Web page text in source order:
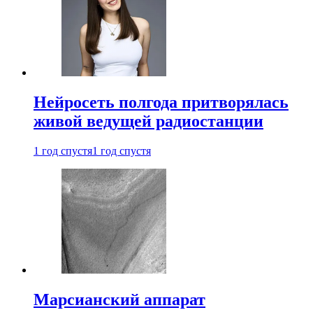
Нейросеть полгода притворялась
живой ведущей радиостанции
1 год спустя1 год спустя
Марсианский аппарат